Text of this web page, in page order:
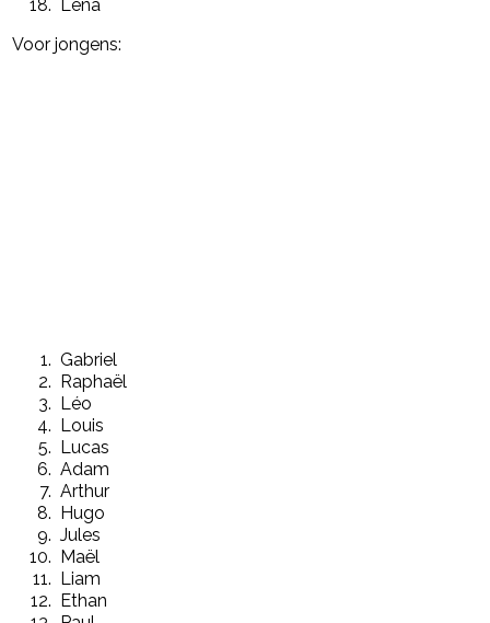
Lena
Voor jongens:
Gabriel
Raphaël
Léo
Louis
Lucas
Adam
Arthur
Hugo
Jules
Maël
Liam
Ethan